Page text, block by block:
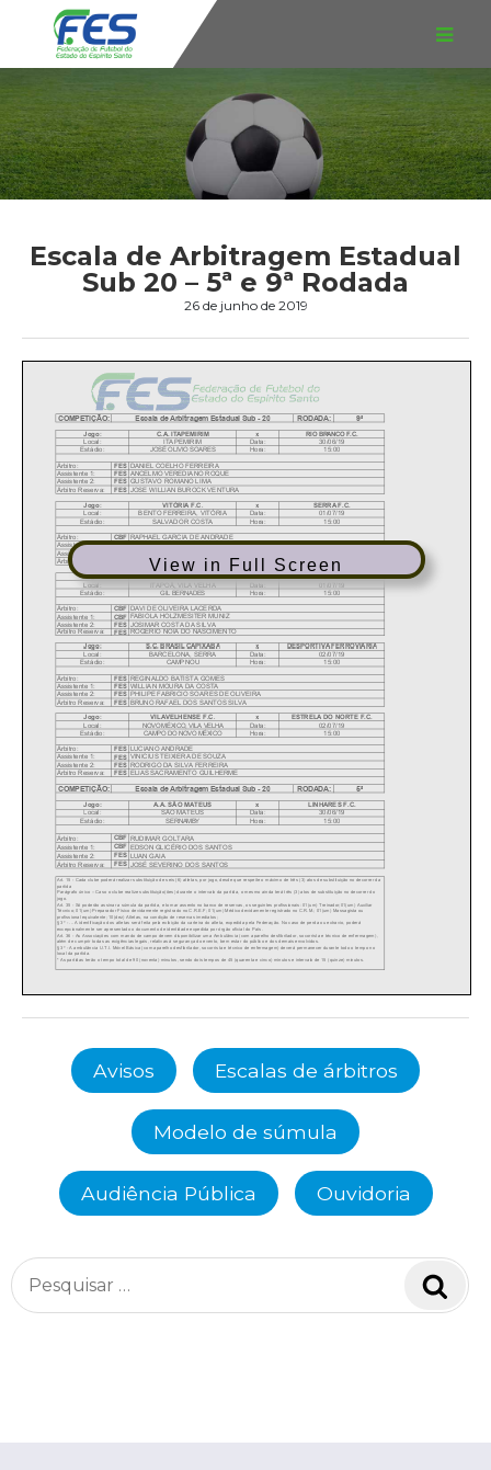
Escala de Arbitragem Estadual
Sub 20 – 5ª e 9ª Rodada
26 de junho de 2019
View in Full Screen
Avisos Escalas de árbitros
Modelo de súmula
Audiência Pública Ouvidoria
Pesquisar
por: